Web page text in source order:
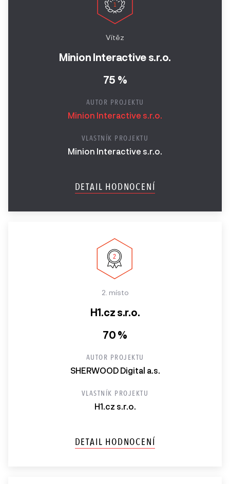
Vítěz
Minion Interactive s.r.o.
75 %
AUTOR PROJEKTU
Minion Interactive s.r.o.
VLASTNÍK PROJEKTU
Minion Interactive s.r.o.
DETAIL HODNOCENÍ
2. místo
H1.cz s.r.o.
70 %
AUTOR PROJEKTU
SHERWOOD Digital a.s.
VLASTNÍK PROJEKTU
H1.cz s.r.o.
DETAIL HODNOCENÍ